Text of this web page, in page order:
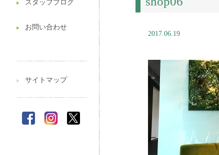
▶︎ スタッフブログ
▶︎ お問い合わせ
▶︎ サイトマップ
2017.06.19